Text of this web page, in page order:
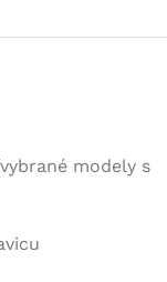
modely s